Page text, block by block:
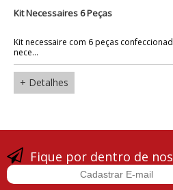
Kit Necessaires 6 Peças
Kit necessaire com 6 peças
nece...
+ Detalhes
Fique por dentro de